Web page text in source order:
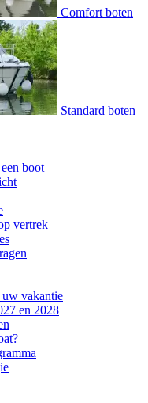
Comfort boten
Standard boten
boot
vertrek
vakantie
en 2028